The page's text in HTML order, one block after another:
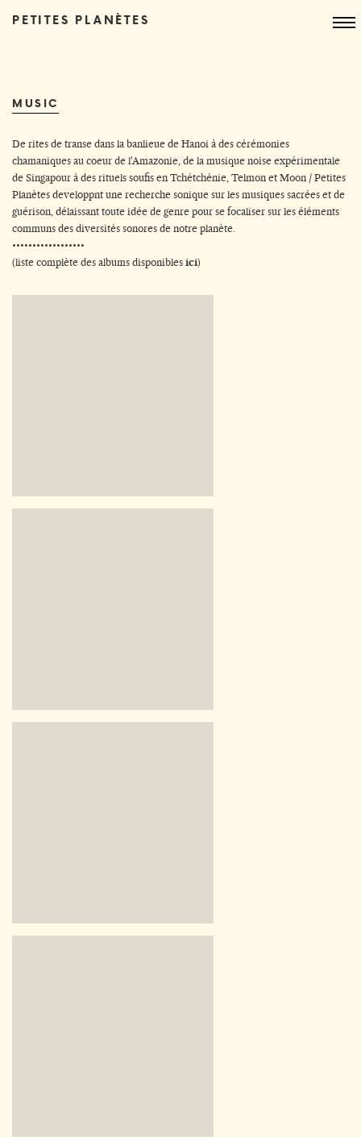
PETITES PLANÈTES
MUSIC
De rites de transe dans la banlieue de Hanoi à des cérémonies
chamaniques au coeur de l'Amazonie, de la musique noise expérimentale
de Singapour à des rituels soufis en Tchétchénie, Telmon et Moon / Petites
Planètes developpnt une recherche sonique sur les musiques sacrées et de
guérison, délaissant toute idée de genre pour se focaliser sur les éléments
communs des diversités sonores de notre planète.
••••••••••••••••••
(liste complète des albums disponibles ici)